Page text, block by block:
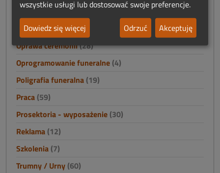
Odszkodowania i finanse(2)
Odzież(33)
Oprawa ceremonii(28)
Oprogramowanie funeralne (4)
Poligrafia funeralna (19)
Praca (59)
Prosektoria - wyposażenie (30)
Reklama (12)
Szkolenia (7)
Trumny / Urny (60)
wszystkie usługi lub dostosować swoje preferencje.
Dowiedz się więcej
Odrzuć Akceptuję